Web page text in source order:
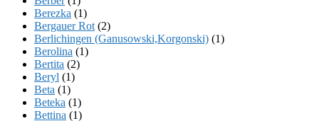
Berezka (1)
Bergauer Rot (2)
Berlichingen (Ganusowski,Korgonski) (1)
Berolina (1)
Bertita (2)
Beryl (1)
Beta (1)
Beteka (1)
Bettina (1)